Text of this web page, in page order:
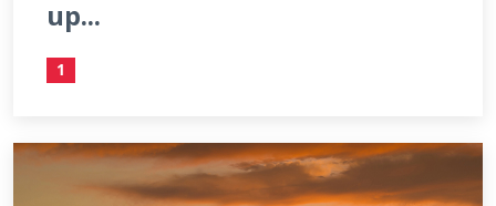
up...
1